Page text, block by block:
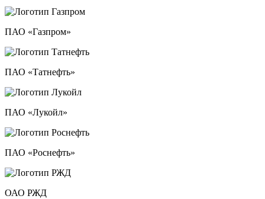
ПАО «Газпром»
ПАО «Татнефть»
ПАО «Лукойл»
ПАО «Роснефть»
ОАО РЖД